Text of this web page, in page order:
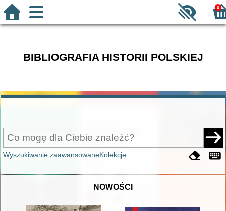
0
BIBLIOGRAFIA HISTORII POLSKIEJ
Wyszukiwanie zaawansowaneKolekcje
NOWOŚCI